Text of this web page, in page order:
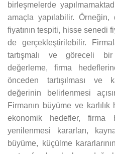
birleşmelerde
amaçla yapılabilir.
fiyatının tespiti, hisse
de gerçekleştirilebilir.
tartışmalı ve göreceli
değerleme, firma
önceden tartışılması ve
değerinin belirlenmesi
Firmanın büyüme ve
ekonomik hedefler, firma
yenilenmesi kararları,
büyüme, küçülme